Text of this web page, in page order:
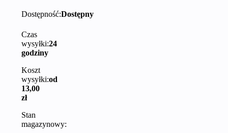
Dostępność:Dostępny
Czas
wysyłki:24
godziny
Koszt
wysyłki:od
13,00
zł
Stan
magazynowy: